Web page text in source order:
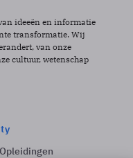
ideeën en informatie
transformatie. Wij
van onze
cultuur, wetenschap